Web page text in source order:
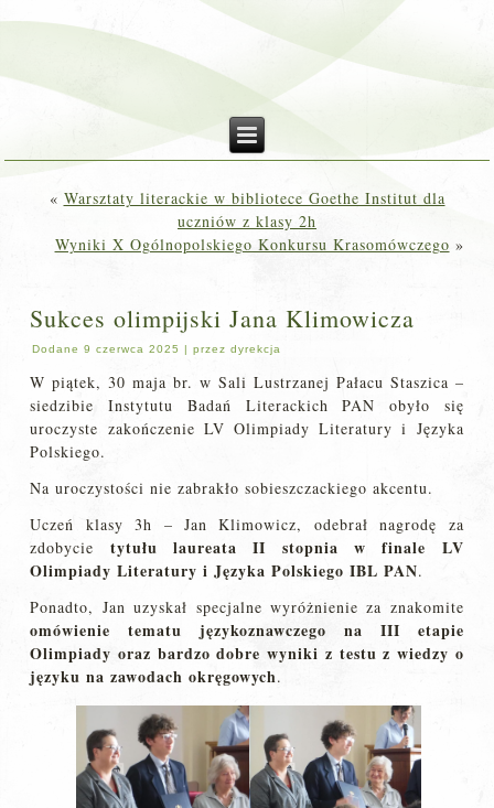
« Warsztaty literackie w bibliotece Goethe Institut dla
uczniów z klasy 2h
Wyniki X Ogólnopolskiego Konkursu Krasomówczego »
Sukces olimpijski Jana Klimowicza
Dodane 9 czerwca 2025 |przez dyrekcja
W piątek, 30 maja br. w Sali Lustrzanej Pałacu Staszica –
siedzibie Instytutu Badań Literackich PAN obyło się
uroczyste zakończenie LV Olimpiady Literatury i Języka
Polskiego.
Na uroczystości nie zabrakło sobieszczackiego akcentu.
Uczeń klasy 3h – Jan Klimowicz, odebrał nagrodę za
zdobycie tytułu laureata II stopnia w finale LV
Olimpiady Literatury i Języka Polskiego IBL PAN.
Ponadto, Jan uzyskał specjalne wyróżnienie za znakomite
omówienie tematu językoznawczego na III etapie
Olimpiady oraz bardzo dobre wyniki z testu z wiedzy o
języku na zawodach okręgowych.